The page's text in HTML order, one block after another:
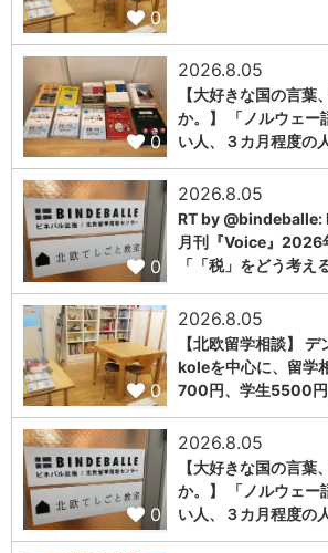
0
0
2026.8.05
【大好きな国の言葉
か。】 「ノルウェー
い人、３カ月程度の
0
2026.8.05
RT by
月刊『Voice』2026
「「税」をどう考え
0
2026.8.05
【北欧留学相談】
koleを中心に、留学
700円、学生5500
0
2026.8.05
【大好きな国の言葉
か。】 「ノルウェー
い人、３カ月程度の